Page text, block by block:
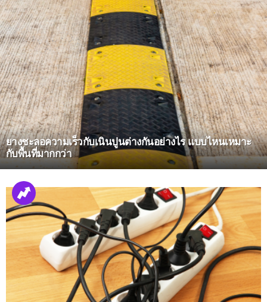
ยางชะลอความเร็วกับเนินปูนต่างกันอย่างไร แบบไหนเหมาะ
กับพื้นที่มากกว่า
MORE
STORIES